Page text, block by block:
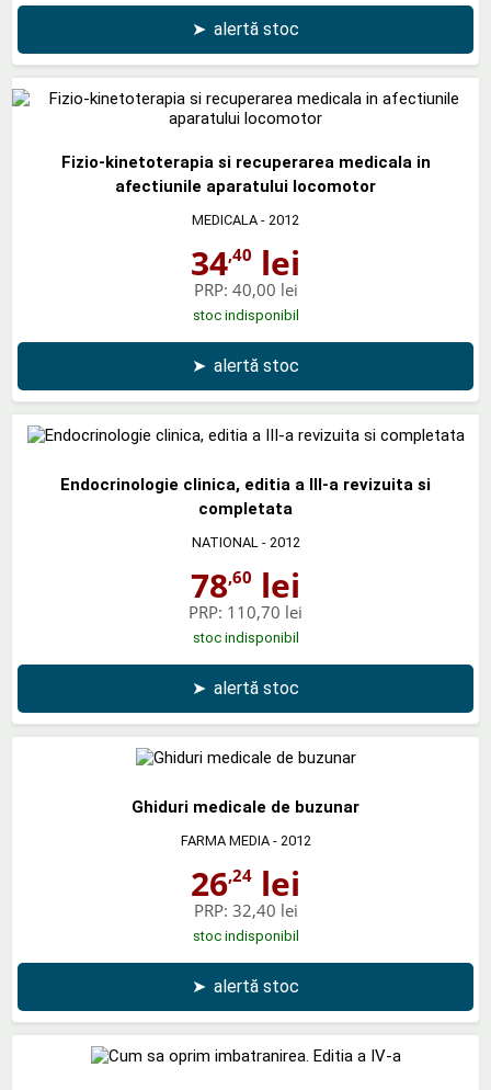
➤ alertă stoc
Fizio-kinetoterapia si recuperarea medicala in
afectiunile aparatului locomotor
MEDICALA - 2012
34,40 lei
PRP: 40,00 lei
stoc indisponibil
➤ alertă stoc
Endocrinologie clinica, editia a III-a revizuita si
completata
NATIONAL - 2012
78,60 lei
PRP: 110,70 lei
stoc indisponibil
➤ alertă stoc
Ghiduri medicale de buzunar
FARMA MEDIA- 2012
26,24 lei
PRP: 32,40 lei
stoc indisponibil
➤ alertă stoc